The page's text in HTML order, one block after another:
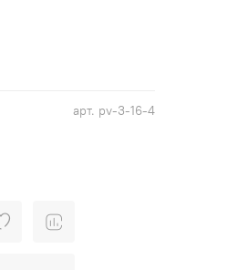
арт. pv-3-16-4